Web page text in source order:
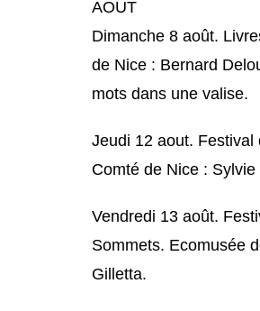
AOUT
Dimanche 8 août.
de Nice : Bernard
mots dans une valise.
Jeudi 12 aout. Festival
Comté de Nice :
Vendredi 13 août.
Sommets. Ecomusée
Gilletta.